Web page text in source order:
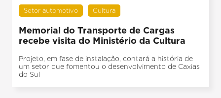
Setor automotivo Cultura
Memorial do Transporte de Cargas
recebe visita do Ministério da Cultura
Projeto, em fase de instalação, contará a história de
um setor que fomentou o desenvolvimento de Caxias
do Sul